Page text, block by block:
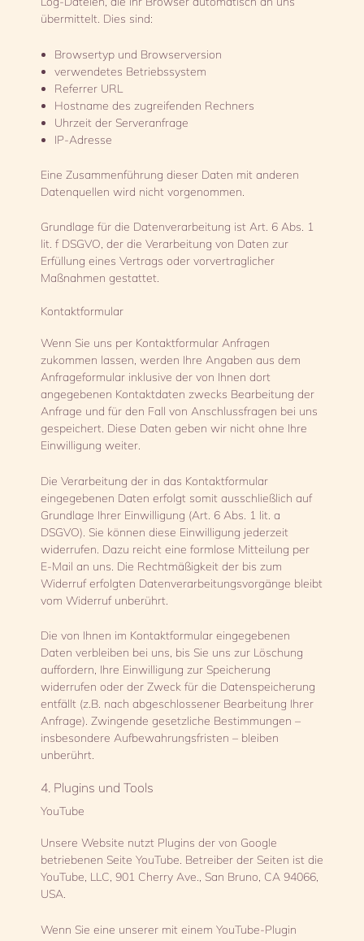
übermittelt. Dies sind:
Browsertyp und Browserversion
verwendetes Betriebssystem
Referrer URL
Hostname des zugreifenden Rechners
Uhrzeit der Serveranfrage
IP-Adresse
Eine Zusammenführung dieser Daten mit anderen
Datenquellen wird nicht vorgenommen.
Grundlage für die Datenverarbeitung ist Art. 6 Abs. 1
lit. f DSGVO, der die Verarbeitung von Daten zur
Erfüllung eines Vertrags oder vorvertraglicher
Maßnahmen gestattet.
Kontaktformular
Wenn Sie uns per Kontaktformular Anfragen
zukommen lassen, werden Ihre Angaben aus dem
Anfrageformular inklusive der von Ihnen dort
angegebenen Kontaktdaten zwecks Bearbeitung der
Anfrage und für den Fall von Anschlussfragen bei uns
gespeichert. Diese Daten geben wir nicht ohne Ihre
Einwilligung weiter.
Die Verarbeitung der in das Kontaktformular
eingegebenen Daten erfolgt somit ausschließlich auf
Grundlage Ihrer Einwilligung (Art. 6 Abs. 1 lit. a
DSGVO). Sie können diese Einwilligung jederzeit
widerrufen. Dazu reicht eine formlose Mitteilung per
E-Mail an uns. Die Rechtmäßigkeit der bis zum
Widerruf erfolgten Datenverarbeitungsvorgänge bleibt
vom Widerruf unberührt.
Die von Ihnen im Kontaktformular eingegebenen
Daten verbleiben bei uns, bis Sie uns zur Löschung
auffordern, Ihre Einwilligung zur Speicherung
widerrufen oder der Zweck für die Datenspeicherung
entfällt (z.B. nach abgeschlossener Bearbeitung Ihrer
Anfrage). Zwingende gesetzliche Bestimmungen –
insbesondere Aufbewahrungsfristen – bleiben
unberührt.
4. Plugins und Tools
YouTube
Unsere Website nutzt Plugins der von Google
betriebenen Seite YouTube. Betreiber der Seiten ist die
YouTube, LLC, 901 Cherry Ave., San Bruno, CA 94066,
USA.
Wenn Sie eine unserer mit einem YouTube-Plugin